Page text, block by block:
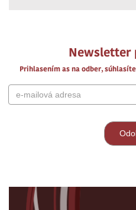
Newsletter
Prihlasením as na odber,